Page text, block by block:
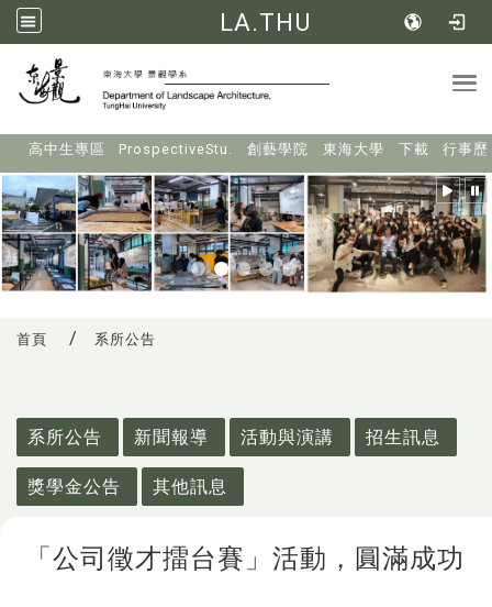
LA.THU
高中生專區 ProspectiveStu. 創藝學院 東海大學 下載 行事歷
首頁 系所公告
系所公告
新聞報導 活動與演講 招生訊息
獎學金公告 其他訊息
「公司徵才擂台賽」活動，圓滿成功